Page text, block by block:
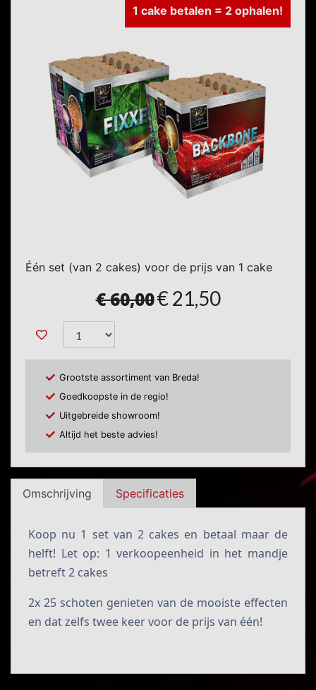
1 cake betalen = 2 ophalen!
Één set (van 2 cakes) voor de prijs van 1 cake
€ 60,00€ 21,50
Grootste assortiment van Breda!
Goedkoopste in de regio!
Uitgebreide showroom!
Altijd het beste advies!
Omschrijving Specificaties
Koop nu 1 set van 2 cakes en betaal maar de
helft! Let op: 1 verkoopeenheid in het mandje
betreft 2 cakes
2x 25 schoten genieten van de mooiste effecten
en dat zelfs twee keer voor de prijs van één!